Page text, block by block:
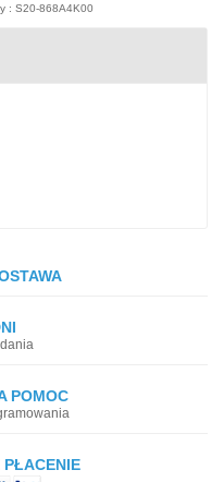
: S20-868A4K00
POMOC
PŁACENIE